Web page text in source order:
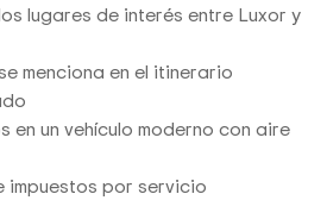
lugares de interés entre Luxor y
menciona en el itinerario
un vehículo moderno con aire
por servicio